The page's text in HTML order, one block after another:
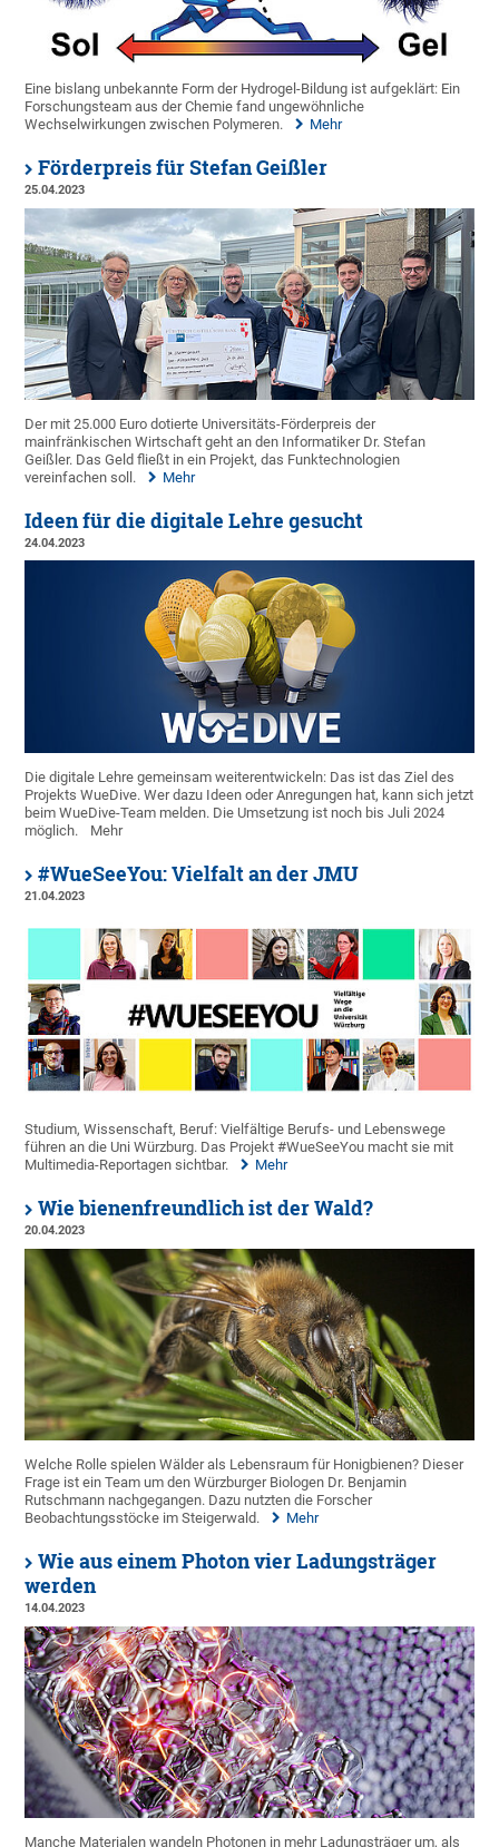
Eine bislang unbekannte Form der Hydrogel-Bildung ist aufgeklärt: Ein
Forschungsteam aus der Chemie fand ungewöhnliche
Wechselwirkungen zwischen Polymeren.
Mehr
Förderpreis für Stefan Geißler
25.04.2023
Der mit 25.000 Euro dotierte Universitäts-Förderpreis der
mainfränkischen Wirtschaft geht an den Informatiker Dr. Stefan
Geißler. Das Geld fließt in ein Projekt, das Funktechnologien
vereinfachen soll.
Mehr
Ideen für die digitale Lehre gesucht
24.04.2023
Die digitale Lehre gemeinsam weiterentwickeln: Das ist das Ziel des
Projekts WueDive. Wer dazu Ideen oder Anregungen hat, kann sich jetzt
beim WueDive-Team melden. Die Umsetzung ist noch bis Juli 2024
möglich.
Mehr
#WueSeeYou: Vielfalt an der JMU
21.04.2023
Studium, Wissenschaft, Beruf: Vielfältige Berufs- und Lebenswege
führen an die Uni Würzburg. Das Projekt #WueSeeYou macht sie mit
Multimedia-Reportagen sichtbar.
Mehr
Wie bienenfreundlich ist der Wald?
20.04.2023
Welche Rolle spielen Wälder als Lebensraum für Honigbienen? Dieser
Frage ist ein Team um den Würzburger Biologen Dr. Benjamin
Rutschmann nachgegangen. Dazu nutzten die Forscher
Beobachtungsstöcke im Steigerwald.
Mehr
Wie aus einem Photon vier Ladungsträger
werden
14.04.2023
Manche Materialen wandeln Photonen in mehr Ladungsträger um, als